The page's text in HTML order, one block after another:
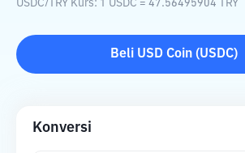
USDC/ TRY Kurs: 1 USDC = 47.56495904 TRY
Beli USD Coin(USDC)
Konversi